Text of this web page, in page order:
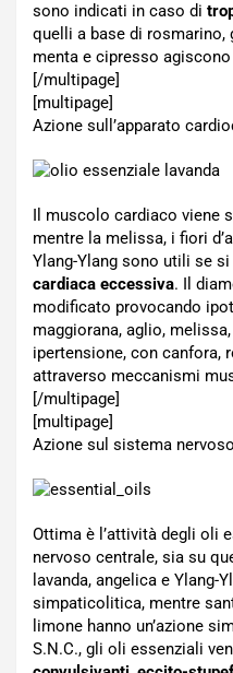
sono indicati in caso di
quelli a base di rosmarino,
menta e cipresso agiscono
[/multipage]
[multipage]
Azione sull’apparato
Il muscolo cardiaco viene
mentre la melissa, i fiori
Ylang-Ylang sono utili se
cardiaca eccessiva. Il
modificato provocando
maggiorana, aglio,
ipertensione, con canfora,
attraverso meccanismi
[/multipage]
[multipage]
Azione sul sistema nervoso
Ottima è l’attività degli oli
nervoso centrale, sia su
lavanda, angelica e Ylang-
simpaticolitica, mentre
limone hanno un’azione
S.N.C., gli oli essenziali